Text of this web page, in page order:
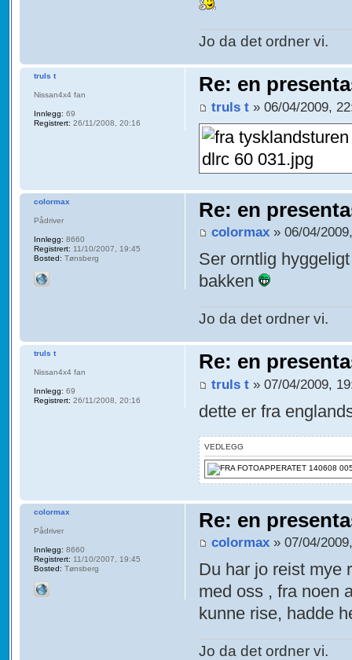
Jo da det ordner vi.
Re: en
truls t » 06/04/2009,
truls t
Nissan4x4 fan
Innlegg: 69
Registrert: 26/11/2008, 20:16
Re: en
colormax » 06/04/
Ser orntlig
bakken
Jo da det ordner vi.
colormax
Pådriver
Innlegg: 8660
Registrert: 11/10/2007, 19:45
Bosted: Tønsberg
Re: en
truls t » 07/04/2009,
dette er fra
VEDLEGG
truls t
Nissan4x4 fan
Innlegg: 69
Registrert: 26/11/2008, 20:16
Re: en
colormax » 07/04/
Du har jo reist mye
med oss , fra noen
kunne rise, hadde
Jo da det ordner vi.
colormax
Pådriver
Innlegg: 8660
Registrert: 11/10/2007, 19:45
Bosted: Tønsberg